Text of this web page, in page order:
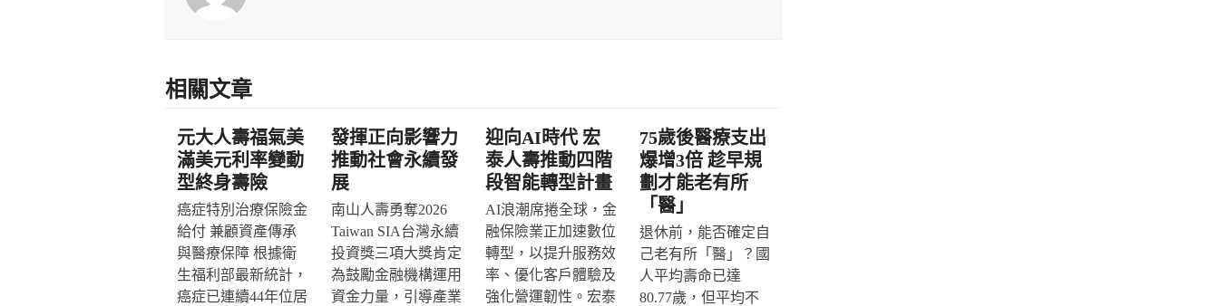
相關文章
元大人壽福氣美
滿美元利率變動
型終身壽險
癌症特別治療保險金
給付 兼顧資產傳承
與醫療保障 根據衛
生福利部最新統計，
癌症已連續44年位居
發揮正向影響力
推動社會永續發
展
南山人壽勇奪2026
Taiwan SIA台灣永續
投資獎三項大獎肯定
為鼓勵金融機構運用
資金力量，引導產業
迎向AI時代 宏
泰人壽推動四階
段智能轉型計畫
AI浪潮席捲全球，金
融保險業正加速數位
轉型，以提升服務效
率、優化客戶體驗及
強化營運韌性。宏泰
75歲後醫療支出
爆增3倍 趁早規
劃才能老有所
「醫」
退休前，能否確定自
己老有所「醫」？國
人平均壽命已達
80.77歲，但平均不